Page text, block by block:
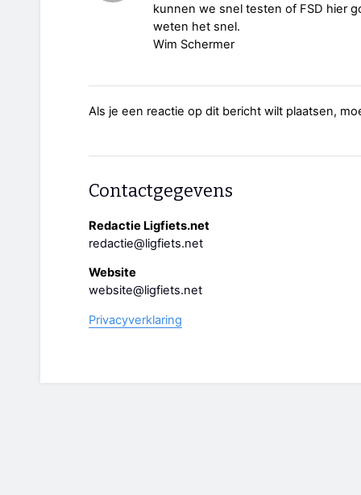
kunnen we snel testen of FSD hier
weten het snel.
Wim Schermer
Als je een reactie op dit bericht wilt plaatsen,
Contactgegevens
Redactie Ligfiets.net
redactie@ligfiets.net
Website
website@ligfiets.net
Privacyverklaring